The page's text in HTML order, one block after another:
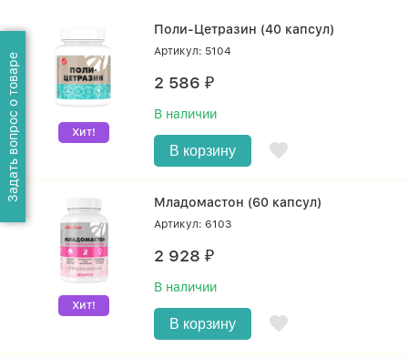
Хит!
Поли-Цетразин (40 капсул)
Артикул: 5104
2 586₽
В наличии
В корзину
Хит!
Младомастон (60 капсул)
Артикул: 6103
2 928₽
В наличии
В корзину
Задать вопрос о товаре